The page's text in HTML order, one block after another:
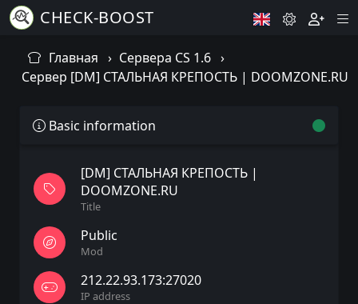
CHECK-BOOST
Главная
Сервера CS 1.6
Сервер [DM] СТАЛЬНАЯ КРЕПОСТЬ | DOOMZONE.RU
Basic information
[DM] СТАЛЬНАЯ КРЕПОСТЬ |
DOOMZONE.RU
Title
Public
Mod
212.22.93.173:27020
IP address